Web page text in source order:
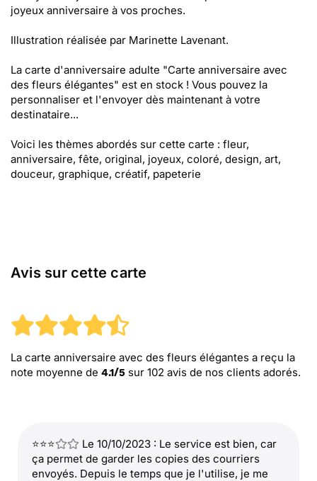
joyeux anniversaire à vos proches.
Illustration réalisée par Marinette Lavenant.
La carte d'anniversaire adulte "Carte anniversaire avec
des fleurs élégantes" est en stock ! Vous pouvez la
personnaliser et l'envoyer dès maintenant à votre
destinataire...
Voici les thèmes abordés sur cette carte : fleur,
anniversaire, fête, original, joyeux, coloré, design, art,
douceur, graphique, créatif, papeterie
Avis sur cette carte
La carte anniversaire avec des fleurs élégantes a reçu la
note moyenne de 4.1/5 sur 102 avis de nos clients adorés.
⭐⭐⭐
Le 10/10/2023 : Le service est bien, car
ça permet de garder les copies des courriers
envoyés. Depuis le temps que je l'utilise, je me